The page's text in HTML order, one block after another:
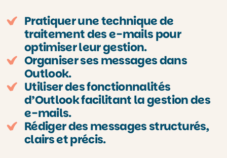
Pratiquer une technique de
traitement des e-mails pour
optimiser leur gestion.
Organiser ses messages dans
Outlook.
Utiliser des fonctionnalités
d’Outlook facilitant la gestion des
e-mails.
Rédiger des messages structurés,
clairs et précis.